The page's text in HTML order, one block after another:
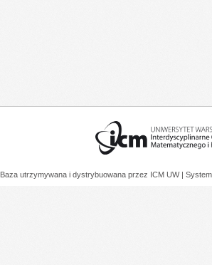
Baza utrzymywana i dystrybuowana przez ICM UW |